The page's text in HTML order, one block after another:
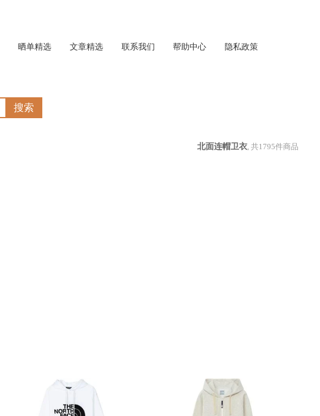
晒单精选 文章精选 联系我们 帮助中心 隐私政策
搜索
北面连帽卫衣, 共1795件商品